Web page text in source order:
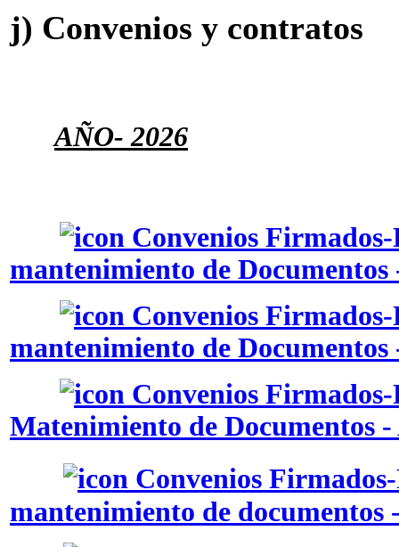
j) Convenios y contratos
AÑO- 2026
Convenios
mantenimiento de Documentos
Convenios
mantenimiento de Documentos
Convenios
Matenimiento de Documentos
Convenios
mantenimiento de documentos